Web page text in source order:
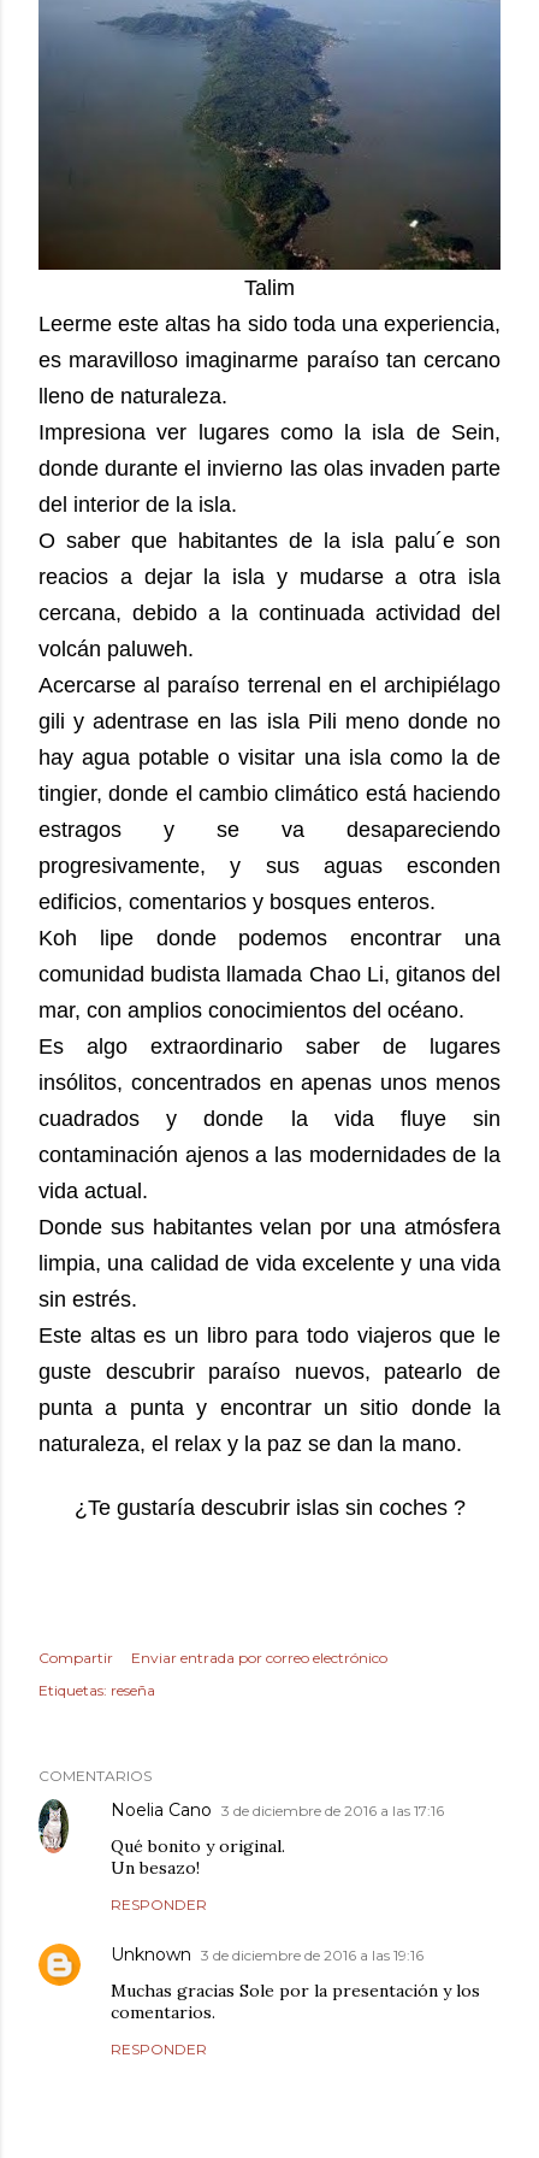
Talim
Leerme este altas ha sido toda una experiencia,
es maravilloso imaginarme paraíso tan cercano
lleno de naturaleza.
Impresiona ver lugares como la isla de Sein,
donde durante el invierno las olas invaden parte
del interior de la isla.
O saber que habitantes de la isla palu´e son
reacios a dejar la isla y mudarse a otra isla
cercana, debido a la continuada actividad del
volcán paluweh.
Acercarse al paraíso terrenal en el archipiélago
gili y adentrase en las isla Pili meno donde no
hay agua potable o visitar una isla como la de
tingier, donde el cambio climático está haciendo
estragos y se va desapareciendo
progresivamente, y sus aguas esconden
edificios, comentarios y bosques enteros.
Koh lipe donde podemos encontrar una
comunidad budista llamada Chao Li, gitanos del
mar, con amplios conocimientos del océano.
Es algo extraordinario saber de lugares
insólitos, concentrados en apenas unos menos
cuadrados y donde la vida fluye sin
contaminación ajenos a las modernidades de la
vida actual.
Donde sus habitantes velan por una atmósfera
limpia, una calidad de vida excelente y una vida
sin estrés.
Este altas es un libro para todo viajeros que le
guste descubrir paraíso nuevos, patearlo de
punta a punta y encontrar un sitio donde la
naturaleza, el relax y la paz se dan la mano.
¿Te gustaría descubrir islas sin coches ?
Compartir
Enviar entrada por correo electrónico
Etiquetas: reseña
COMENTARIOS
Noelia Cano 3 de diciembre de 2016 a las 17:16
Qué bonito y original.
Un besazo!
RESPONDER
Unknown 3 de diciembre de 2016 a las 19:16
Muchas gracias Sole por la presentación y los
comentarios.
RESPONDER